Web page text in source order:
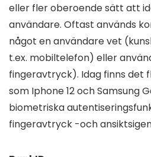
eller fler oberoende sätt att
användare. Oftast används
något en användare vet
t.ex. mobiltelefon) eller
fingeravtryck). Idag finns det
som Iphone 12 och Samsung
biometriska
fingeravtryck -och